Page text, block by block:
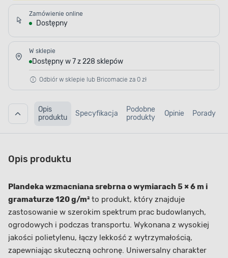
Zamówienie online
Dostępny
W sklepie
Dostępny w 7 z 228 sklepów
Odbiór w sklepie lub Bricomacie za 0 zł
Opis
produktu
Specyfikacja
Podobne
produkty
Opinie Porady
Opis produktu
Plandeka wzmacniana srebrna o wymiarach 5 × 6 m i
gramaturze 120 g/m² to produkt, który znajduje
zastosowanie w szerokim spektrum prac budowlanych,
ogrodowych i podczas transportu. Wykonana z wysokiej
jakości polietylenu, łączy lekkość z wytrzymałością,
zapewniając skuteczną ochronę. Uniwersalny charakter